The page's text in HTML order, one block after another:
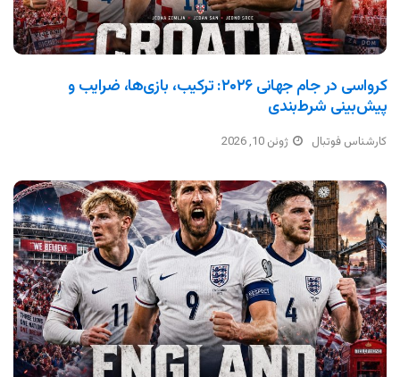
کرواسی در جام جهانی ۲۰۲۶: ترکیب، بازی‌ها، ضرایب و
پیش‌بینی شرط‌بندی
کارشناس فوتبال ژوئن 10, 2026